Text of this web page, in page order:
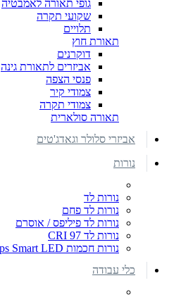
גופי תאורה לאמבטיה
שקועי תקרה
תלויים
תאורת חוץ
דוקרנים
אביזרים לתאורת גינה
פנסי הצפה
צמודי קיר
צמודי תקרה
תאורה סולארית
אביזרי סלולר וגאדג'טים
נורות
נורות לד
נורות לד פחם
נורות לד פיליפס / אוסרם
נורות לד CRI 97
נורות חכמות Philips Smart LED
כלי עבודה